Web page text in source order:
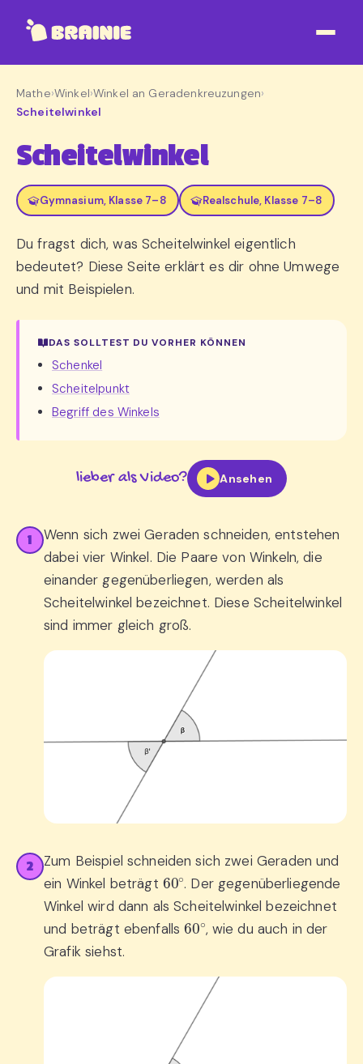
Mathe›Winkel›Winkel an Geradenkreuzungen›
Scheitelwinkel
Scheitelwinkel
Gymnasium, Klasse 7–8 Realschule, Klasse 7–8
Du fragst dich, was Scheitelwinkel eigentlich
bedeutet? Diese Seite erklärt es dir ohne Umwege
und mit Beispielen.
DAS SOLLTEST DU VORHER KÖNNEN
Schenkel
Scheitelpunkt
Begriff des Winkels
lieber als Video? Ansehen
1
Wenn sich zwei Geraden schneiden, entstehen
dabei vier Winkel. Die Paare von Winkeln, die
einander gegenüberliegen, werden als
Scheitelwinkel bezeichnet. Diese Scheitelwinkel
sind immer gleich groß.
2
Zum Beispiel schneiden sich zwei Geraden und
ein Winkel beträgt 60∘
. Der gegenüberliegende
Winkel wird dann als Scheitelwinkel bezeichnet
und beträgt ebenfalls60∘, wie du auch in der
Grafik siehst.